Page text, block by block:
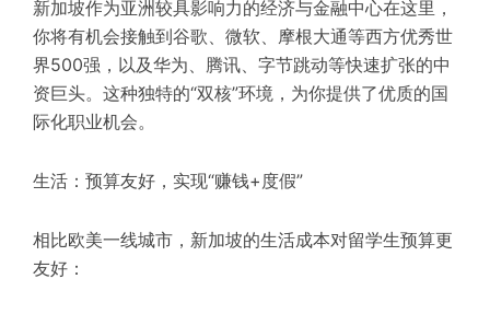
新加坡作为亚洲较具影响力的经济与金融中心在这里，
你将有机会接触到谷歌、微软、摩根大通等西方优秀世
界500强，以及华为、腾讯、字节跳动等快速扩张的中
资巨头。这种独特的“双核”环境，为你提供了优质的国
际化职业机会。
生活：预算友好，实现“赚钱+度假”
相比欧美一线城市，新加坡的生活成本对留学生预算更
友好：